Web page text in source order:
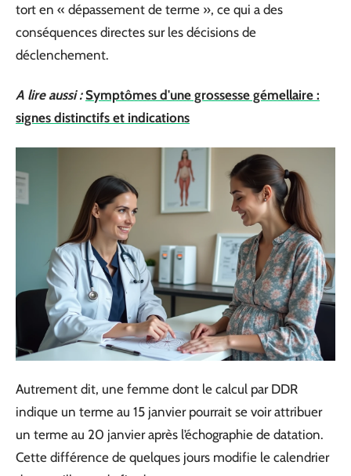
tort en « dépassement de terme », ce qui a des
conséquences directes sur les décisions de
déclenchement.
A lire aussi : Symptômes d'une grossesse gémellaire :
signes distinctifs et indications
Autrement dit, une femme dont le calcul par DDR
indique un terme au 15 janvier pourrait se voir attribuer
un terme au 20 janvier après l’échographie de datation.
Cette différence de quelques jours modifie le calendrier